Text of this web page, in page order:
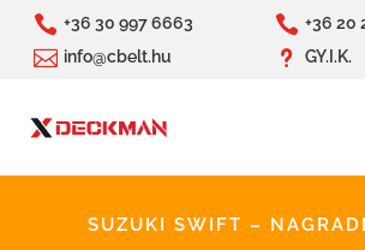
 +36 30 997 6663
 info@cbelt.hu
 +36 20
u GY.I.K.
SUZUKI SWIFT –